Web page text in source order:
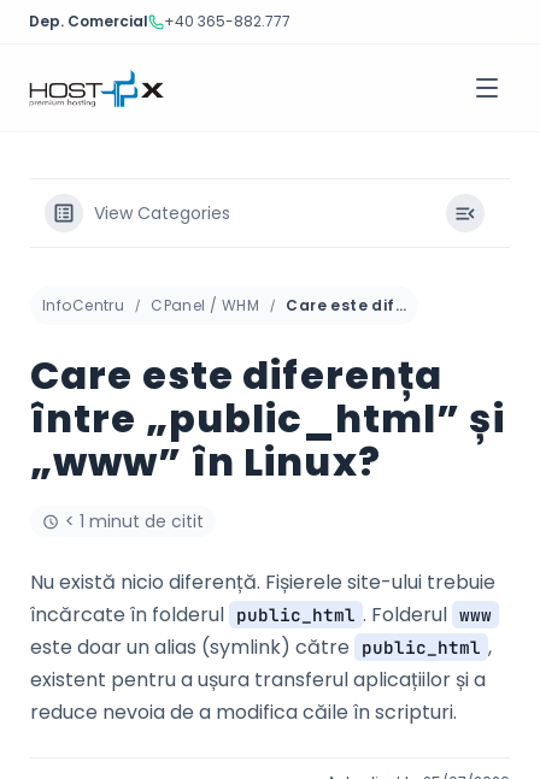
Dep. Comercial +40 365-882.777
conținut
View Categories
InfoCentru CPanel / WHM Care este diferența între „public_html” și „www” în Linux?
Care este diferența
între „public_html” și
„www” în Linux?
< 1 minut de citit
Nu există nicio diferență. Fișierele site-ului trebuie
încărcate în folderul public_html . Folderul www
este doar un alias (symlink) către public_html ,
existent pentru a ușura transferul aplicațiilor și a
reduce nevoia de a modifica căile în scripturi.